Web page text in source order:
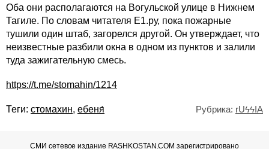
Оба они располагаются на Вогульской улице в Нижнем
Тагиле. По словам читателя E1.ру, пока пожарные
тушили один штаб, загорелся другой. Он утверждает, что
неизвестные разбили окна в одном из пунктов и залили
туда зажигательную смесь.
https://t.me/stomahin/1214
Теги: стомахин, ебеня́ Рубрика: rUϟϟIA
СМИ сетевое издание RASHKOSTAN.COMзарегистрировано